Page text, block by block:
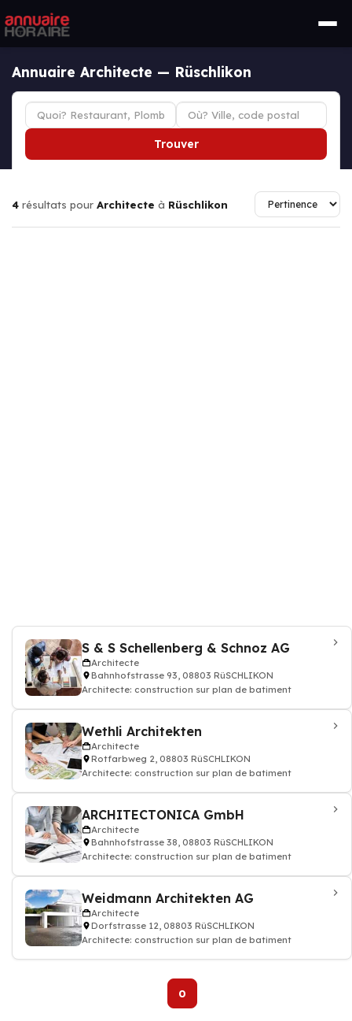
Annuaire Architecte — Rüschlikon
Trouver
4 résultats pour Architecte à Rüschlikon
S & S Schellenberg & Schnoz AG
Architecte
Bahnhofstrasse 93, 08803 RüSCHLIKON
Architecte: construction sur plan de batiment
Wethli Architekten
Architecte
Rotfarbweg 2, 08803 RüSCHLIKON
Architecte: construction sur plan de batiment
ARCHITECTONICA GmbH
Architecte
Bahnhofstrasse 38, 08803 RüSCHLIKON
Architecte: construction sur plan de batiment
Weidmann Architekten AG
Architecte
Dorfstrasse 12, 08803 RüSCHLIKON
Architecte: construction sur plan de batiment
0